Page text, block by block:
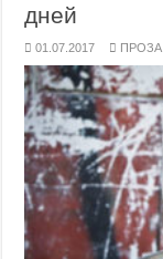
дней
01.07.2017 ПРОЗА